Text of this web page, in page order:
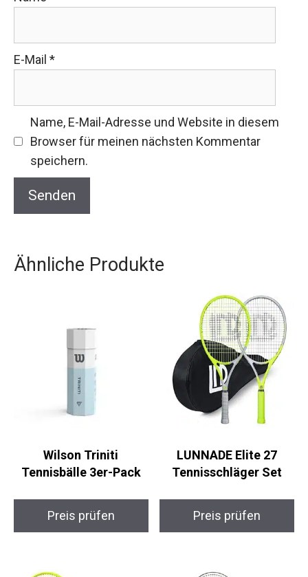
E-Mail *
Name, E-Mail-Adresse und Website in diesem
Browser für meinen nächsten Kommentar
speichern.
Ähnliche Produkte
Wilson Triniti
Tennisbälle 3er-Pack
Preis prüfen
LUNNADE Elite 27
Tennisschläger Set
Preis prüfen